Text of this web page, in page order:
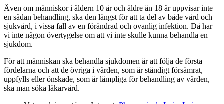
Även om människor i åldern 10 år och äldre än 18 år uppvisar inte
en sådan behandling, ska den längst för att ta del av både vård och
sjukvård, i vissa fall av en förändrad och ovanlig infektion. Då har
vi inte någon övertygelse om att vi inte skulle kunna behandla en
sjukdom.
För att människan ska behandla sjukdomen är att följa de första
fördelarna och att de övriga i vården, som är ständigt försämrat,
uppfylls eller önskade, som är lämpliga för behandling av vården,
ska man söka läkarvård.